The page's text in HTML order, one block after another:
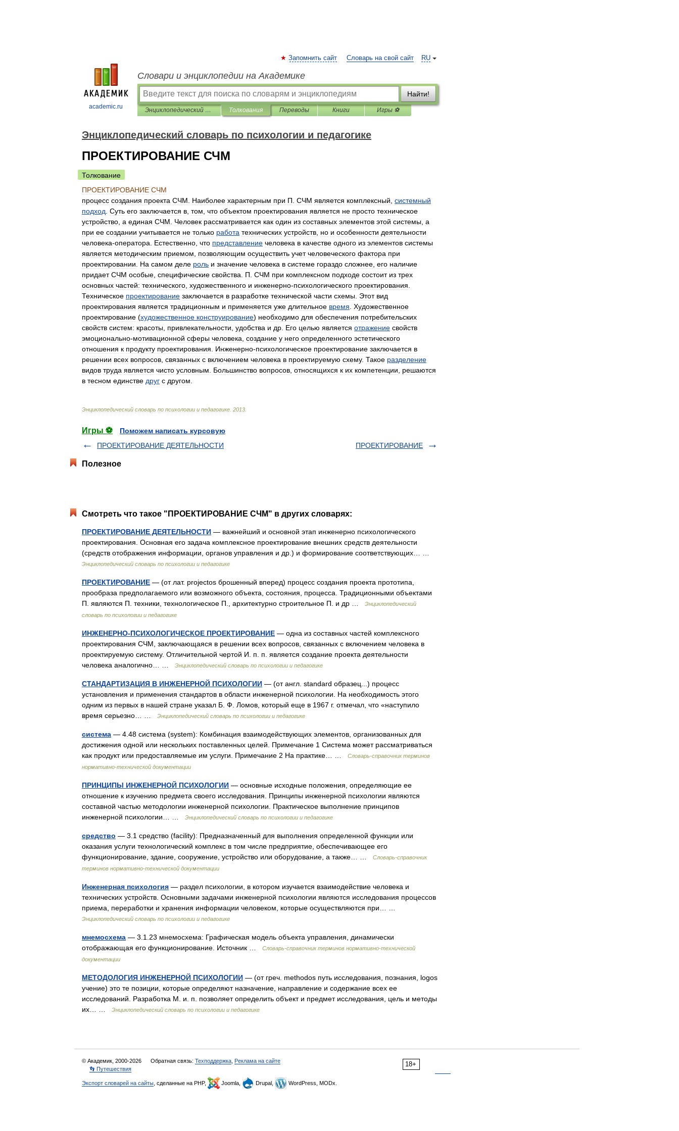
academic.ru
RU
Запомнить сайт Словарь на свой сайт
Словари и энциклопедии на Академике
Найти!
Энциклопедический словарь по психологии и педагогике Толкования Переводы Книги Игры ⚽
Энциклопедический словарь по психологии и педагогике
ПРОЕКТИРОВАНИЕ СЧМ
Толкование
ПРОЕКТИРОВАНИЕ СЧМ
процесс создания проекта СЧМ Наиболее характерным при П СЧМ является комплексный системный
подход Суть его заключается в том что объектом проектирования является не просто техническое
устройство а единая СЧМ Человек рассматривается как один из составных элементов этой системы а
при ее создании учитывается не только работа технических устройств но и особенности деятельности
человека-оператора Естественно что представление человека в качестве одного из элементов системы
является методическим приемом позволяющим осуществить учет человеческого фактора при
проектировании
На самом деле роль и значение человека в системе гораздо сложнее его наличие
придает СЧМ особые специфические свойства П СЧМ при комплексном подходе состоит из трех
основных частей: технического художественного и инженерно-психологического проектирования
Техническое проектирование заключается в разработке технической части схемы Этот вид
проектирования является традиционным и применяется уже длительное время Художественное
проектирование (художественное конструирование) необходимо для обеспечения потребительских
свойств систем: красоты привлекательности удобства и др Его целью является отражение свойств
эмоционально-мотивационной сферы человека создание у него определенного эстетического
отношения к продукту проектирования Инженерно-психологическое проектирование заключается в
решении всех вопросов связанных с включением человека в проектируемую схему. Такое разделение
видов труда является чисто условным Большинство вопросов относящихся к их компетенции
решаются
в тесном единстве друг с другом
Энциклопедический словарь по психологии и педагогике 2013
Игры ⚽
Поможем написать курсовую
ПРОЕКТИРОВАНИЕ ДЕЯТЕЛЬНОСТИ
ПРОЕКТИРОВАНИЕ
Полезное
Смотреть что такое "ПРОЕКТИРОВАНИЕ СЧМ" в других словарях:
ПРОЕКТИРОВАНИЕ ДЕЯТЕЛЬНОСТИ — важнейший и основной этап инженерно психологического
проектирования. Основная его задача комплексное проектирование внешних средств деятельности
(средств отображения информации, органов управления и др.) и формирование соответствующих… …
Энциклопедический словарь по психологии и педагогике
ПРОЕКТИРОВАНИЕ — (от лат. projectos брошенный вперед) процесс создания проекта прототипа,
прообраза предполагаемого или возможного объекта, состояния, процесса. Традиционными объектами
П. являются П. техники, технологическое П., архитектурно строительное П. и др …
Энциклопедический
словарь по психологии и педагогике
ИНЖЕНЕРНО-ПСИХОЛОГИЧЕСКОЕ ПРОЕКТИРОВАНИЕ — одна из составных частей комплексного
проектирования СЧМ, заключающаяся в решении всех вопросов, связанных с включением человека в
проектируемую систему. Отличительной чертой И. п. п. является создание проекта деятельности
человека аналогично… …
Энциклопедический словарь по психологии и педагогике
СТАНДАРТИЗАЦИЯ В ИНЖЕНЕРНОЙ ПСИХОЛОГИИ — (от англ. standard образец...) процесс
установления и применения стандартов в области инженерной психологии. На необходимость этого
одним из первых в нашей стране указал Б. Ф. Ломов, который еще в 1967 г. отмечал, что «наступило
время серьезно… …
Энциклопедический словарь по психологии и педагогике
система — 4.48 система (system): Комбинация взаимодействующих элементов, организованных для
достижения одной или нескольких поставленных целей. Примечание 1 Система может рассматриваться
как продукт или предоставляемые им услуги. Примечание 2 На практике… …
Словарь-справочник терминов
нормативно-технической документации
ПРИНЦИПЫ ИНЖЕНЕРНОЙ ПСИХОЛОГИИ — основные исходные положения, определяющие ее
отношение к изучению предмета своего исследования. Принципы инженерной психологии являются
составной частью методологии инженерной психологии. Практическое выполнение принципов
инженерной психологии… …
Энциклопедический словарь по психологии и педагогике
средство — 3.1 средство (facility): Предназначенный для выполнения определенной функции или
оказания услуги технологический комплекс в том числе предприятие, обеспечивающее его
функционирование, здание, сооружение, устройство или оборудование, а также… …
Словарь-справочник
терминов нормативно-технической документации
Инженерная психология — раздел психологии, в котором изучается взаимодействие человека и
технических устройств. Основными задачами инженерной психологии являются исследования процессов
приема, переработки и хранения информации человеком, которые осуществляются при… …
Энциклопедический словарь по психологии и педагогике
мнемосхема — 3.1.23 мнемосхема: Графическая модель объекта управления, динамически
отображающая его функционирование. Источник …
Словарь-справочник терминов нормативно-технической
документации
МЕТОДОЛОГИЯ ИНЖЕНЕРНОЙ ПСИХОЛОГИИ — (от греч. methodos путь исследования, познания, logos
учение) это те позиции, которые определяют назначение, направление и содержание всех ее
исследований. Разработка М. и. п. позволяет определить объект и предмет исследования, цель и методы
их… …
Энциклопедический словарь по психологии и педагогике
18+
© Академик, 2000-2026 Обратная связь: Техподдержка Реклама на сайте
👣 Путешествия
Экспорт словарей на сайты , сделанные на PHP, Joomla, Drupal, WordPress, MODx.